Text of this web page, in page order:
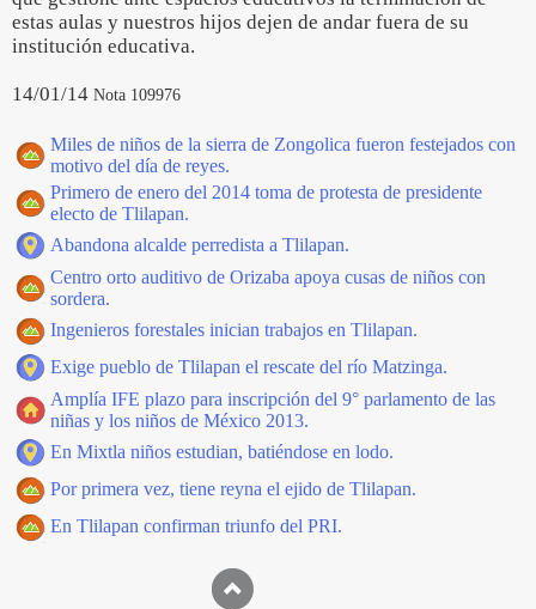
estas aulas y nuestros hijos dejen de andar fuera de su
institución educativa.
14/01/14 Nota 109976
Miles de niños de la sierra de Zongolica fueron festejados con
motivo del día de reyes.
Primero de enero del 2014 toma de protesta de presidente
electo de Tlilapan.
Abandona alcalde perredista a Tlilapan.
Centro orto auditivo de Orizaba apoya cusas de niños con
sordera.
Ingenieros forestales inician trabajos en Tlilapan.
Exige pueblo de Tlilapan el rescate del río Matzinga.
Amplía IFE plazo para inscripción del 9° parlamento de las
niñas y los niños de México 2013.
En Mixtla niños estudian, batiéndose en lodo.
Por primera vez, tiene reyna el ejido de Tlilapan.
En Tlilapan confirman triunfo del PRI.